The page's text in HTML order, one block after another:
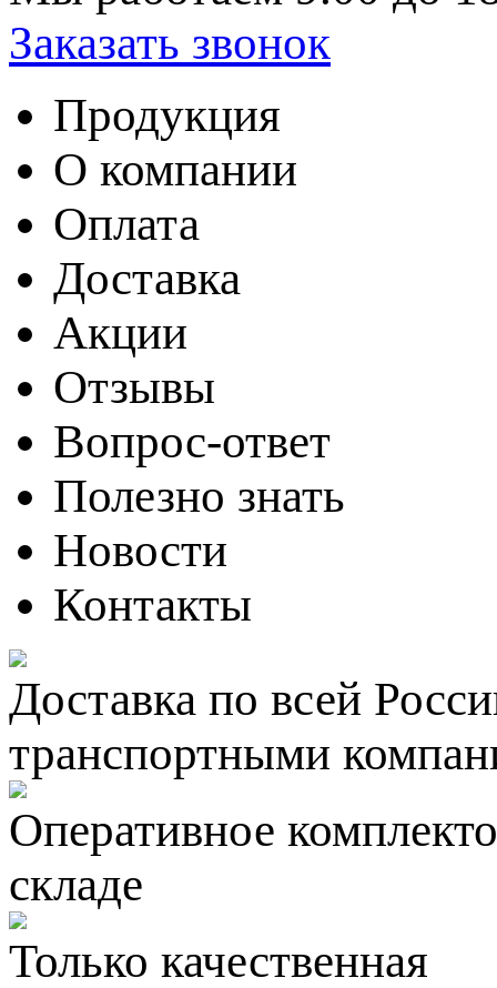
Заказать звонок
Продукция
О компании
Оплата
Доставка
Акции
Отзывы
Вопрос-ответ
Полезно знать
Новости
Контакты
Доставка по всей
транспортными
Оперативное
складе
Только качественная